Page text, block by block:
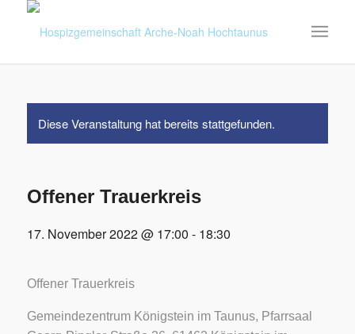
Diese Veranstaltung hat bereits stattgefunden.
Offener Trauerkreis
17. November 2022 @ 17:00 - 18:30
Offener Trauerkreis
Gemeindezentrum Königstein im Taunus, Pfarrsaal